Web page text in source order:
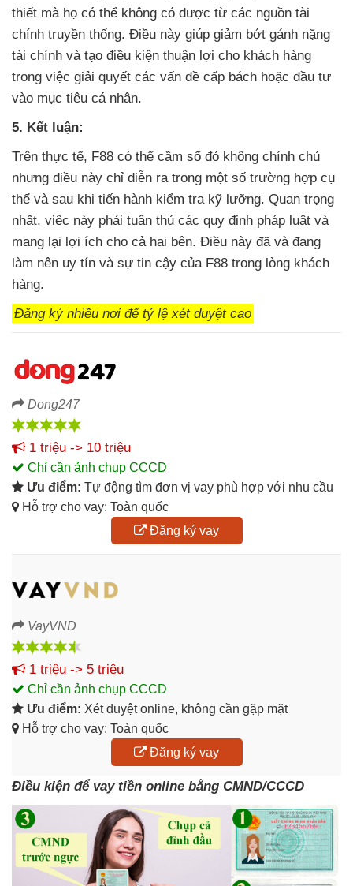
thiết mà họ có thể không có được từ các nguồn tài
chính truyền thống. Điều này giúp giảm bớt gánh nặng
tài chính và tạo điều kiện thuận lợi cho khách hàng
trong việc giải quyết các vấn đề cấp bách hoặc đầu tư
vào mục tiêu cá nhân.
5. Kết luận:
Trên thực tế, F88 có thể cầm sổ đỏ không chính chủ
nhưng điều này chỉ diễn ra trong một số trường hợp cụ
thể và sau khi tiến hành kiểm tra kỹ lưỡng. Quan trọng
nhất, việc này phải tuân thủ các quy định pháp luật và
mang lại lợi ích cho cả hai bên. Điều này đã và đang
làm nên uy tín và sự tin cậy của F88 trong lòng khách
hàng.
Đăng ký nhiều nơi để tỷ lệ xét duyệt cao
Dong247
1 triệu -> 10 triệu
Chỉ cần ảnh chụp CCCD
Ưu điểm: Tự động tìm đơn vị vay phù hợp với nhu cầu
Hỗ trợ cho vay: Toàn quốc
Đăng ký vay
VayVND
1 triệu -> 5 triệu
Chỉ cần ảnh chụp CCCD
Ưu điểm: Xét duyệt online, không cần gặp mặt
Hỗ trợ cho vay: Toàn quốc
Đăng ký vay
Điều kiện để vay tiền online bằng CMND/CCCD